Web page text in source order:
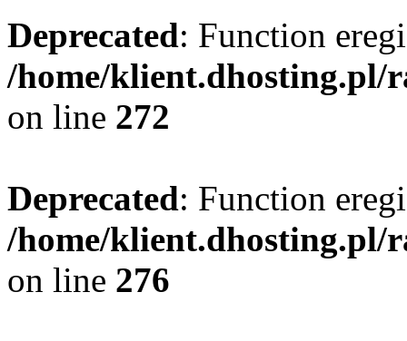
Deprecated: Function
/home/klient.dhosting.pl/
on line 272
Deprecated: Function
/home/klient.dhosting.pl/
on line 276